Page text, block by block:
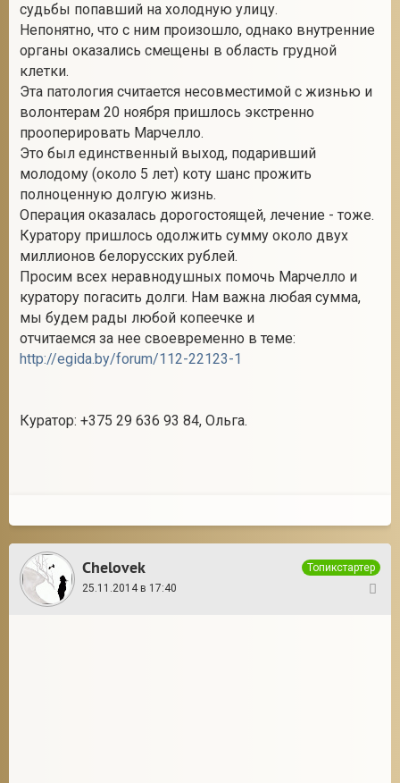
судьбы попавший на холодную улицу.
Непонятно, что с ним произошло, однако внутренние
органы оказались смещены в область грудной
клетки.
Эта патология считается несовместимой с жизнью и
волонтерам 20 ноября пришлось экстренно
прооперировать Марчелло.
Это был единственный выход, подаривший
молодому (около 5 лет) коту шанс прожить
полноценную долгую жизнь.
Операция оказалась дорогостоящей, лечение - тоже.
Куратору пришлось одолжить сумму около двух
миллионов белорусских рублей.
Просим всех неравнодушных помочь Марчелло и
куратору погасить долги. Нам важна любая сумма,
мы будем рады любой копеечке и
отчитаемся за нее своевременно в теме:
http://egida.by/forum/112-22123-1
Куратор: +375 29 636 93 84, Ольга.
Chelovek
Топикстартер
25.11.2014 в 17:40